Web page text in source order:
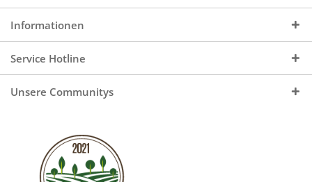
Informationen
Service Hotline
Unsere Communitys